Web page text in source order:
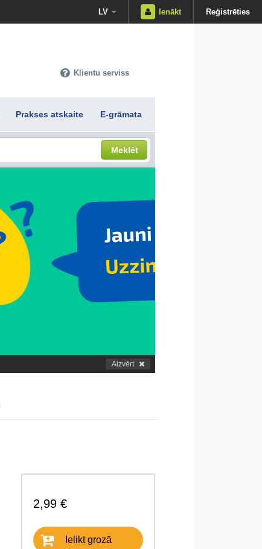
LV Ienākt Reģistrēties
Klientu serviss
Prakses atskaite E-grāmata
Meklēt
Aizvērt
2,99 €
Ielikt grozā